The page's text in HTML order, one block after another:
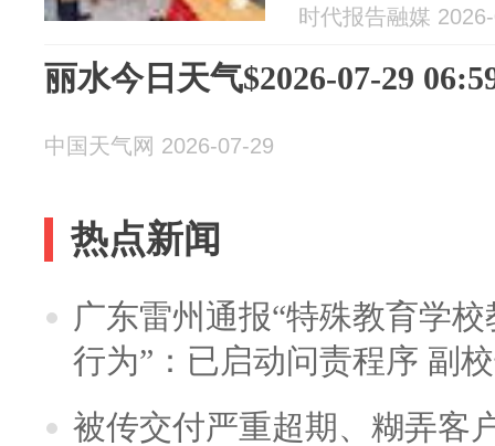
时代报告融媒
丽水今日天气$2026-07-29
中国天气网 2026-07-29
热点新闻
广东雷州通报“特殊教育学
行为”：已启动问责程序 副
被传交付严重超期、糊弄客